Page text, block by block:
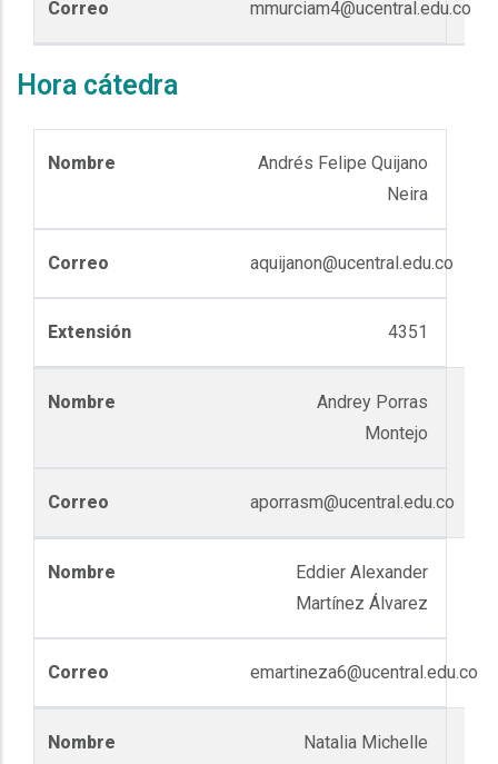
mmurciam4@ucentral.edu.co
Hora cátedra
Andrés Felipe Quijano
Neira
aquijanon@ucentral.edu.co
4351
Andrey Porras
Montejo
aporrasm@ucentral.edu.co
Eddier Alexander
Martínez Álvarez
emartineza6@ucentral.edu.co
Natalia Michelle